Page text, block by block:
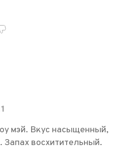
мэй. Вкус насыщенный,
восхитительный.